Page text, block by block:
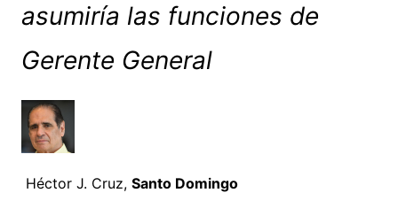
asumiría las funciones de
Gerente General
Héctor J. Cruz, Santo Domingo